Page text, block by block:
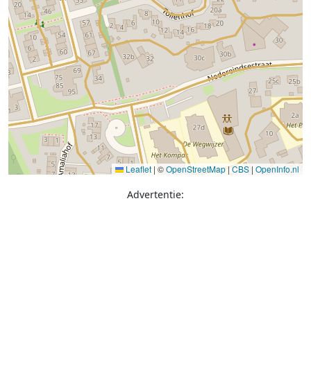
Leaflet | ©OpenStreetMap | CBS | OpenInfo.nl
Advertentie: